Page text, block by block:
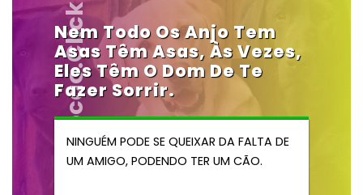
Vendocao.click
Nem Todo Os Anjo Tem
Asas Têm Asas, Às Vezes,
Eles Têm O Dom De Te
Fazer Sorrir.
NINGUÉM PODE SE QUEIXAR DA FALTA DE
UM AMIGO, PODENDO TER UM CÃO.